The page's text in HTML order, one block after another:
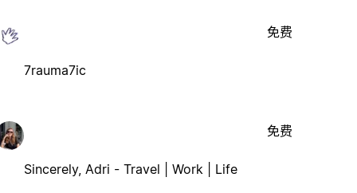
7rauma7ic
免费
Sincerely, Adri - Travel | Work | Life
免费